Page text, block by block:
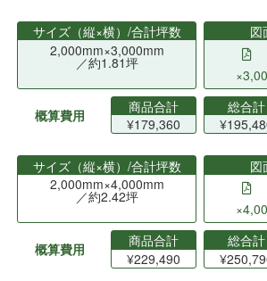
サイズ（縦×横）/合計坪数
2,000mm×3,000mm
／約1.81坪
図
概算費用
商品合計
¥179,360
総合計
サイズ（縦×横）/合計坪数
2,000mm×4,000mm
／約2.42坪
図
概算費用
商品合計
¥229,490
総合計